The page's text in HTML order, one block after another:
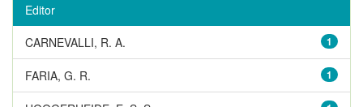
Editor
1
CARNEVALLI, R. A.
1
FARIA, G. R.